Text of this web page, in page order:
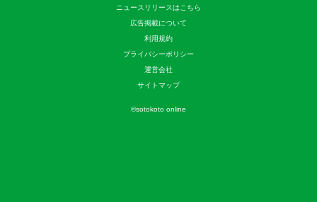
ニュースリリースはこちら
広告掲載について
利用規約
プライバシーポリシー
運営会社
サイトマップ
©sotokoto online